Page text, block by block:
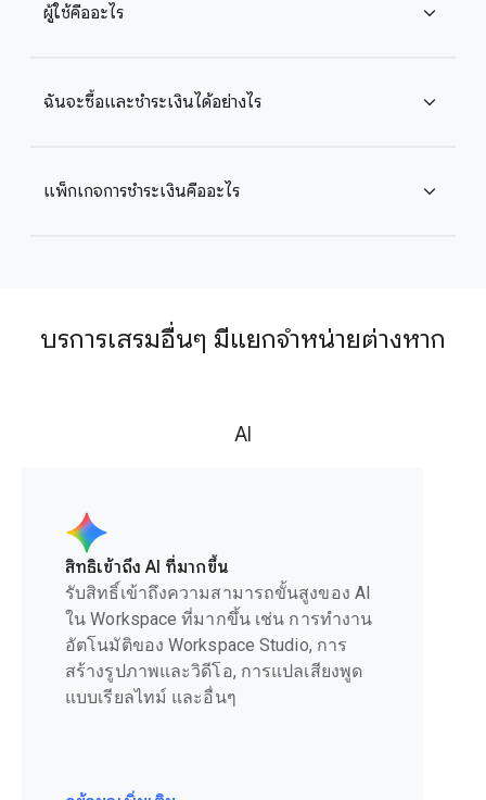
ผู้ใช้คืออะไร expand_more
ฉันจะซื้อและชำระเงินได้อย่างไร expand_more
แพ็กเกจการชำระเงินคืออะไร expand_more
บริการเสริมอื่นๆ มีแยกจำหน่ายต่างหาก
AI
สิทธิ์เข้าถึง AI ที่มากขึ้น
รับสิทธิ์เข้าถึงความสามารถขั้นสูงของ AI
ใน Workspace ที่มากขึ้น เช่น การทำงาน
อัตโนมัติของ Workspace Studio, การ
สร้างรูปภาพและวิดีโอ, การแปลเสียงพูด
แบบเรียลไทม์ และอื่นๆ